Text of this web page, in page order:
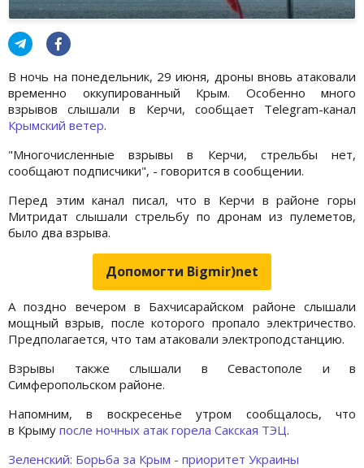
В ночь на понедельник, 29 июня, дроны вновь атаковали
временно оккупированный Крым. Особенно много
взрывов слышали в Керчи, сообщает Telegram-канал
Крымский ветер.
"Многочисленные взрывы в Керчи, стрельбы нет,
сообщают подписчики", - говорится в сообщении.
Перед этим канал писал, что в Керчи в районе горы
Митридат слышали стрельбу по дронам из пулеметов,
было два взрыва.
Допомогти Bigmir)net
А поздно вечером в Бахчисарайском районе слышали
мощный взрыв, после которого пропало электричество.
Предполагается, что там атаковали электроподстанцию.
Взрывы также слышали в Севастополе и в
Симферопольском районе.
Напомним, в воскресенье утром сообщалось, что
в Крыму после ночных атак горела Сакская ТЭЦ.
Зеленский: Борьба за Крым - приоритет Украины